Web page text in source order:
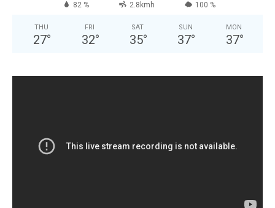
82 % 2.8kmh 100 %
THU
27°
FRI
32°
SAT
35°
SUN
37°
MON
37°